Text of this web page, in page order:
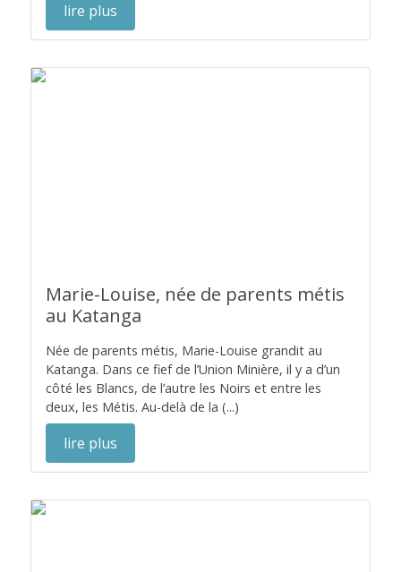
lire plus
Marie-Louise, née de parents métis
au Katanga
Née de parents métis, Marie-Louise grandit au
Katanga. Dans ce fief de l’Union Minière, il y a d’un
côté les Blancs, de l’autre les Noirs et entre les
deux, les Métis. Au-delà de la (...)
lire plus